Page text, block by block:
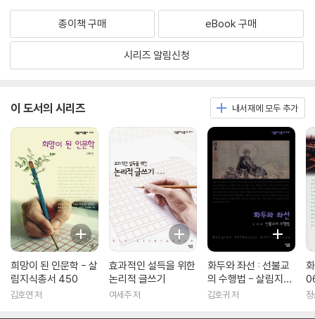
종이책 구매 eBook 구매
시리즈 알림신청
이 도서의 시리즈 내서재에 모두 추가
희망이 된 인문학 - 살
림지식총서 450
김호연 저
효과적인 설득을 위한
논리적 글쓰기
여세주 저
화두와 좌선 : 선불교
의 수행법 - 살림지식
총서 316
김호귀 저